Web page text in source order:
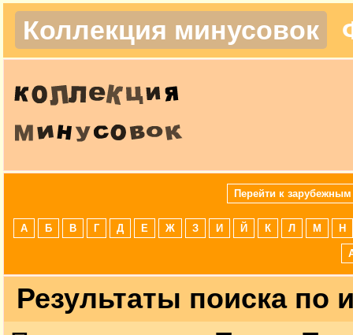
Коллекция минусовок
Перейти к зарубежным
А Б В Г Д Е Ж З И Й К Л М Н
Результаты поиска по